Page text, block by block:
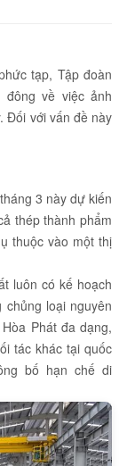
tạp, Tập đoàn
về việc ảnh
Đối với vấn đề này
3 này dự kiến
thép thành phẩm
thuộc vào một thị
luôn có kế hoạch
loại nguyên
Phát đa dạng,
tác khác tại quốc
bố hạn chế di